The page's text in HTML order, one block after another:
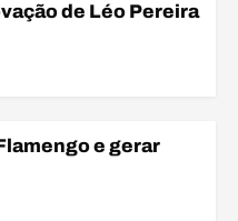
de Léo Pereira
e gerar